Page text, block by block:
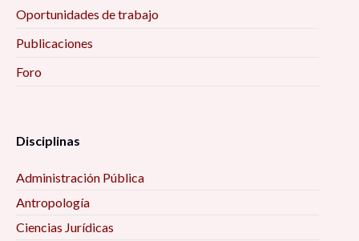
Oportunidades de trabajo
Publicaciones
Foro
Disciplinas
Administración Pública
Antropología
Ciencias Jurídicas